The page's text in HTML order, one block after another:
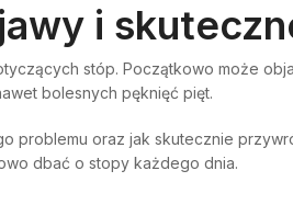
i
stóp. Początkowo może
bolesnych pęknięć pięt.
problemu oraz jak skutecznie
dbać o stopy każdego dnia.